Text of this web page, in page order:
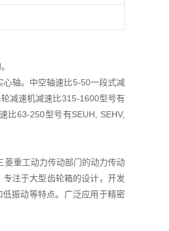
轴。中空轴速比5-50一段式减
减速机减速比315-1600型号有
比63-250型号有SEUH, SEHV,
菱重工动力传动部门的动力传动
注于大型齿轮箱的设计，开发
振动等特点。广泛应用于精密